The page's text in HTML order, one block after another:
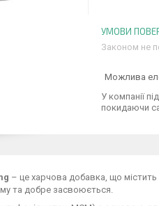
Законом не
У компанії
покидаючи
– це харчова добавка, що містить
та добре засвоюється.